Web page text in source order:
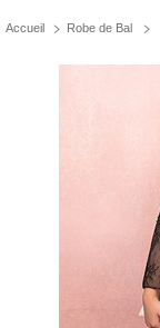
Accueil Robe de Bal